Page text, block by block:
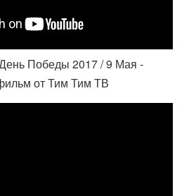
Победы 2017 / 9 Мая -
от Тим Тим ТВ